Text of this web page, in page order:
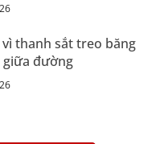
thanh sắt treo băng
đường